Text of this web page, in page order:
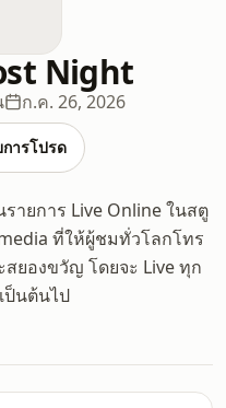
Night
ก.ค. 26, 2026
การโปรด
ายการ Live Online ในสตู
ที่ให้ผู้ชมทั่วโลกโทร
ยองขวัญ โดยจะ Live ทุก
ป็นต้นไป